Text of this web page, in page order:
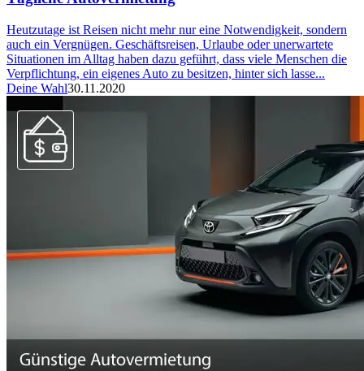
Heutzutage ist Reisen nicht mehr nur eine Notwendigkeit, sondern
auch ein Vergnügen. Geschäftsreisen, Urlaube oder unerwartete
Situationen im Alltag haben dazu geführt, dass viele Menschen die
Verpflichtung, ein eigenes Auto zu besitzen, hinter sich lasse...
Deine Wahl30.11.2020